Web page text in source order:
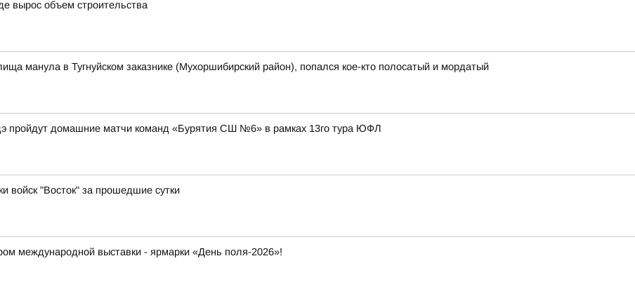
вырос объем строительства
манула в Тугнуйском заказнике (Мухоршибирский район), попался кое-кто полосатый и мордатый
пройдут домашние матчи команд «Бурятия СШ №6» в рамках 13го тура ЮФЛ
войск "Восток" за прошедшие сутки
международной выставки - ярмарки «День поля-2026»!